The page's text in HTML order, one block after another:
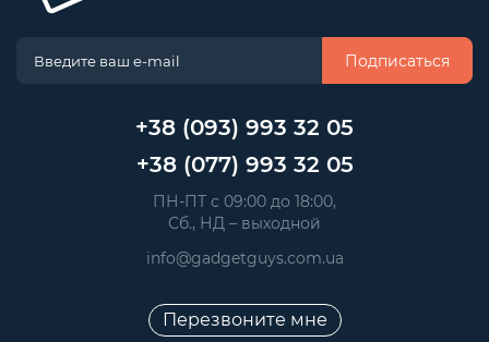
Подписаться
+38 (093) 993 32 05
+38 (077) 993 32 05
ПН-ПТ с 09:00 до 18:00,
Сб., НД – выходной
info@gadgetguys.com.ua
Перезвоните мне